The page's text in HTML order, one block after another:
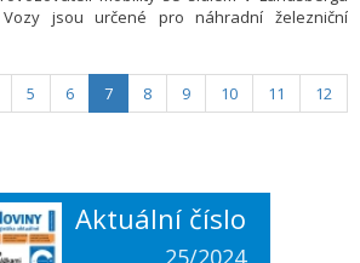
Vozy jsou určené pro náhradní železniční
do provozu je plánováno na únor roku
v jižním Německu v souladu se smlouvou
deu.mobil GmbH.
5 6 7 8 9 10 11
12
Aktuální číslo
25/2024